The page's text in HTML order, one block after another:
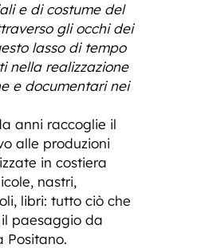
e di costume del
gli occhi dei
lasso di tempo
nella realizzazione
e documentari nei
anni raccoglie il
alle produzioni
in costiera
nastri,
libri: tutto ciò che
paesaggio da
Positano.